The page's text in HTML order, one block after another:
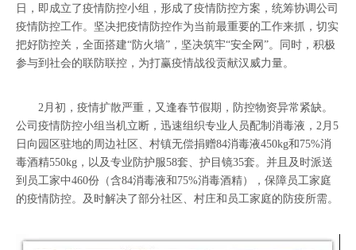
日，即成立了疫情防控小组，形成了疫情防控方案，统筹协调公司
疫情防控工作。坚决把疫情防控作为当前最重要的工作来抓，切实
把好防控关，全面搭建“防火墙”，坚决筑牢“安全网”。同时，积极
参与到社会的联防联控，为打赢疫情战役贡献汉威力量。
2月初，疫情扩散严重，又逢春节假期，防控物资异常紧缺。
公司疫情防控小组当机立断，迅速组织专业人员配制消毒液，2月5
日向园区驻地的周边社区、村镇无偿捐赠84消毒液450kg和75%消
毒酒精550kg，以及专业防护服58套、护目镜35套。并且及时派送
到员工家中460份（含84消毒液和75%消毒酒精），保障员工家庭
的疫情防控。及时解决了部分社区、村庄和员工家庭的防疫所需。